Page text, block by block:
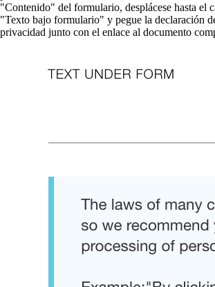
"Contenido" del formulario, desplácese hasta el
"Texto bajo formulario" y pegue la declaración
privacidad junto con el enlace al documento